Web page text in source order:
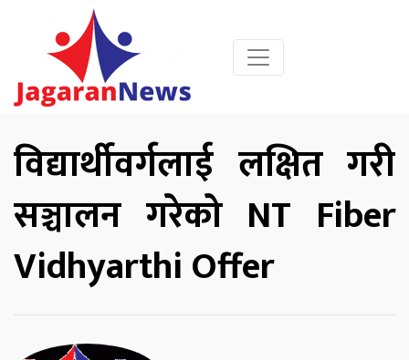
विद्यार्थीवर्गलाई लक्षित गरी
सञ्चालन गरेको NT Fiber
Vidhyarthi Offer